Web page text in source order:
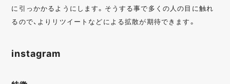
に引っかかるようにします。そうする事で多くの人の目に触れ
るので、よりリツイートなどによる拡散が期待できます。
instagram